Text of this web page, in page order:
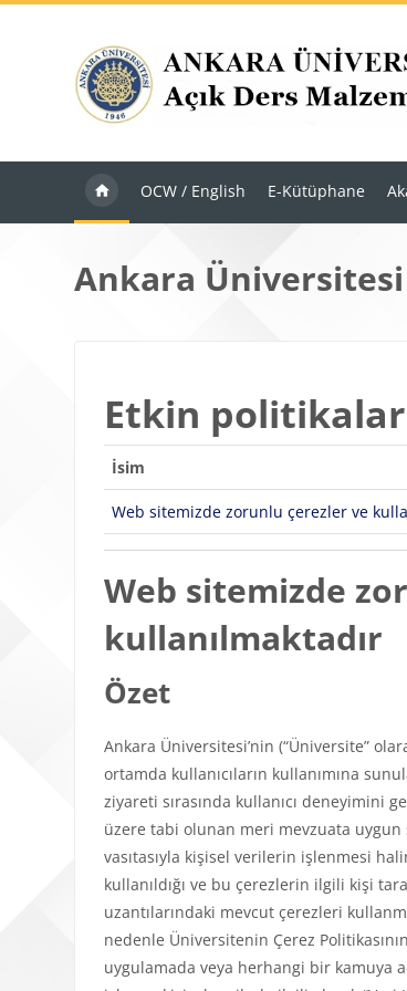
OCW / English E-Kütüphane
Ankara
Etkin
İsim
Web sitemizde zorunlu çerezler ve
Web sitemizde
kullanılmaktadır
Özet
Ankara Üniversitesi’nin (“Üniversite”
ortamda kullanıcıların kullanımına
ziyareti sırasında kullanıcı deneyimini
üzere tabi olunan meri mevzuata uygun
vasıtasıyla kişisel verilerin işlenmesi
kullanıldığı ve bu çerezlerin ilgili kişi
uzantılarındaki mevcut çerezleri
nedenle Üniversitenin Çerez
uygulamada veya herhangi bir kamuya